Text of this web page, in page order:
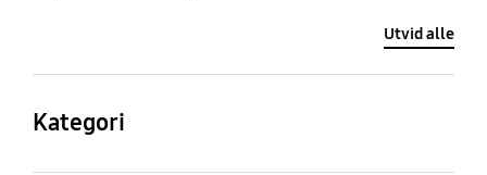
Utvid alle
Kategori
QLED